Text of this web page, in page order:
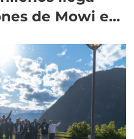
de Mowi en